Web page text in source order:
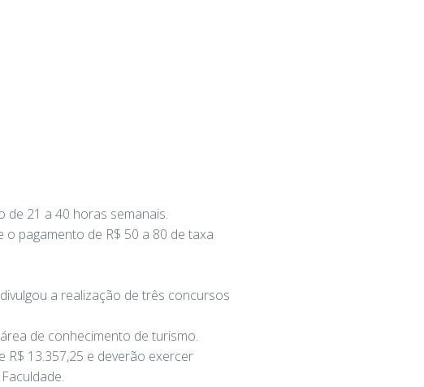
de 21 a 40 horas semanais.
pagamento de R$ 50 a 80 de taxa
a realização de três concursos
de conhecimento de turismo.
13.357,25 e deverão exercer